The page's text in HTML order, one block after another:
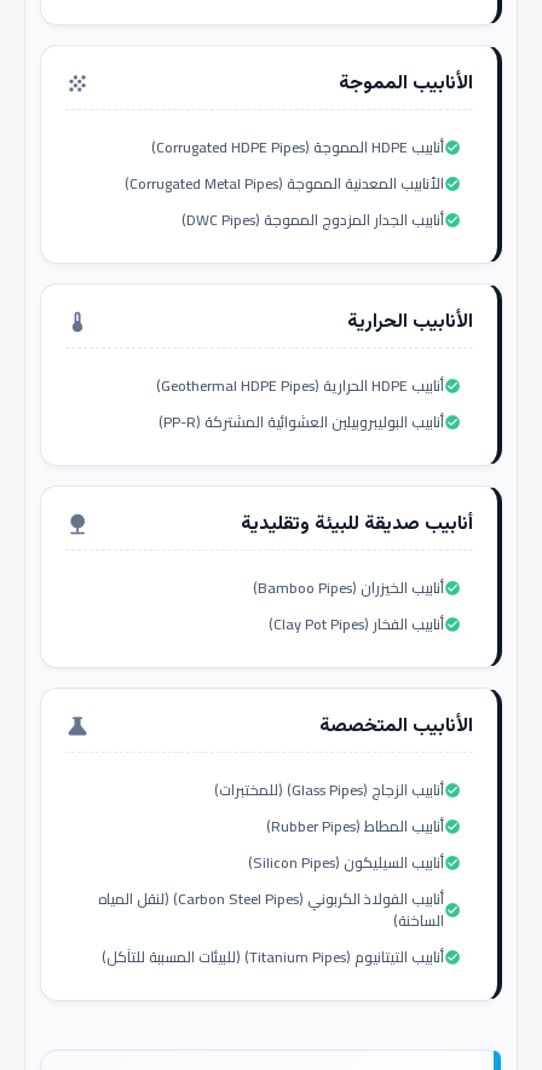
الأنابيب المموجة grain
أنابيب HDPE المموجة (Corrugated HDPE Pipes)check_circle
الأنابيب المعدنية المموجة (Corrugated Metal Pipes)check_circle
أنابيب الجدار المزدوج المموجة (DWC Pipes)check_circle
الأنابيب الحرارية thermostat
أنابيب HDPE الحرارية (Geothermal HDPE Pipes)check_circle
أنابيب البوليبروبيلين العشوائية المشتركة (PP-R)check_circle
أنابيب صديقة للبيئة وتقليدية nature
أنابيب الخيزران (Bamboo Pipes)check_circle
أنابيب الفخار (Clay Pot Pipes)check_circle
الأنابيب المتخصصة science
أنابيب الزجاج (Glass Pipes) (للمختبرات)check_circle
أنابيب المطاط (Rubber Pipes)check_circle
أنابيب السيليكون (Silicon Pipes)check_circle
أنابيب الفولاذ الكربوني (Carbon Steel Pipes) (لنقل المياه
الساخنة)check_circle
أنابيب التيتانيوم (Titanium Pipes) (للبيئات المسببة للتآكل)check_circle